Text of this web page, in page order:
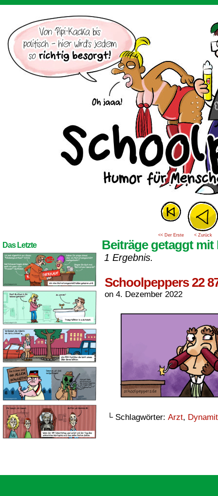
<< Der Erste < Zurück
Das Letzte Beiträge getaggt mit
1 Ergebnis.
Schoolpeppers 22
on 4. Dezember 2022
└ Schlagwörter: Arzt, Dynamit